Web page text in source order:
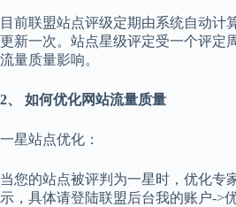
目前联盟站点评级定期由系统自动计
更新一次。站点星级评定受一个评定
流量质量影响。
2、 如何优化网站流量质量
一星站点优化：
当您的站点被评判为一星时，优化专
示，具体请登陆联盟后台我的账户->